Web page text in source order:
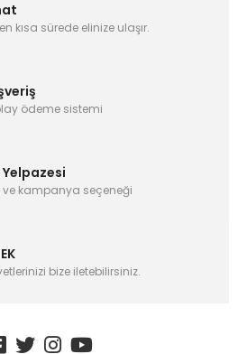
kısa sürede elinize ulaşır.
ödeme sistemi
Yelpazesi
ve kampanya seçeneği
bize iletebilirsiniz.